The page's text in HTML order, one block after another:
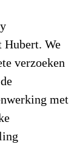
Hubert. We
verzoeken
met